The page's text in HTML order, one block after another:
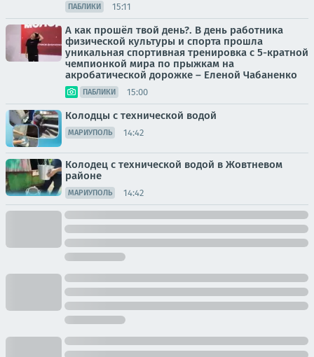
ПАБЛИКИ 15:11
А как прошёл твой день?. В день работника
физической культуры и спорта прошла
уникальная спортивная тренировка с 5-кратной
чемпионкой мира по прыжкам на
акробатической дорожке – Еленой Чабаненко
ПАБЛИКИ 15:00
Колодцы с технической водой
МАРИУПОЛЬ 14:42
Колодец с технической водой в Жовтневом
районе
МАРИУПОЛЬ 14:42